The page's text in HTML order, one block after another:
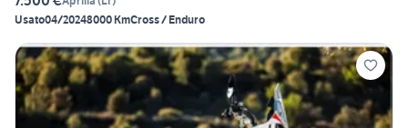
Usato04/20248000 KmCross / Enduro